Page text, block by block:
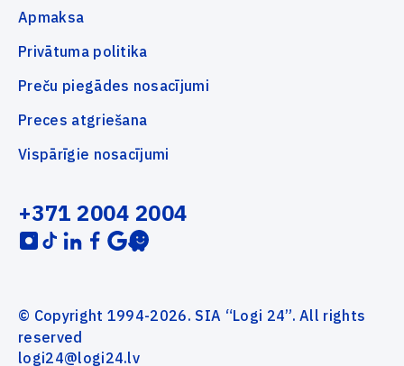
Apmaksa
Privātuma politika
Preču piegādes nosacījumi
Preces atgriešana
Vispārīgie nosacījumi
+371 2004 2004
© Copyright 1994-2026. SIA “Logi 24”. All rights
reserved
logi24@logi24.lv